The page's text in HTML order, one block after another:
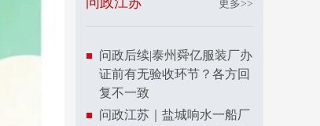
更多>>
问政后续|泰州舜亿服装厂办
证前有无验收环节？各方回
复不一致
问政江苏｜盐城响水一船厂